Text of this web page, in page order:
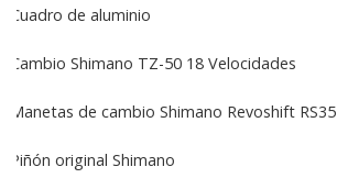
Cuadro de aluminio
Cambio Shimano TZ-50 18 Velocidades
Manetas de cambio Shimano Revoshift RS35
Piñón original Shimano